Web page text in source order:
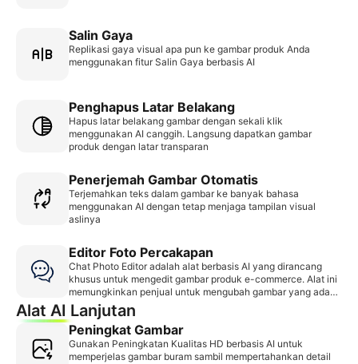
Salin Gaya
Replikasi gaya visual apa pun ke gambar produk Anda
menggunakan fitur Salin Gaya berbasis AI
Penghapus Latar Belakang
Hapus latar belakang gambar dengan sekali klik
menggunakan AI canggih. Langsung dapatkan gambar
produk dengan latar transparan
Penerjemah Gambar Otomatis
Terjemahkan teks dalam gambar ke banyak bahasa
menggunakan AI dengan tetap menjaga tampilan visual
aslinya
Editor Foto Percakapan
Chat Photo Editor adalah alat berbasis AI yang dirancang
khusus untuk mengedit gambar produk e-commerce. Alat ini
memungkinkan penjual untuk mengubah gambar yang ada
dengan pengeditan yang presisi dan tanpa kerusakan,
sehingga memastikan gambar akhir cocok untuk daftar
produk dan materi promosi.
Alat AI Lanjutan
Peningkat Gambar
Gunakan Peningkatan Kualitas HD berbasis AI untuk
memperjelas gambar buram sambil mempertahankan detail